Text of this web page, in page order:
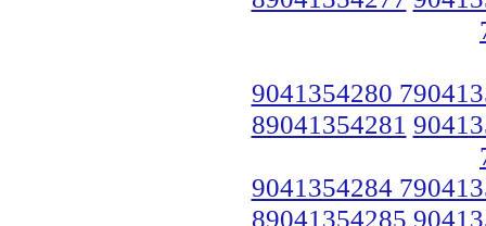
9041354280
89041354281
9041354284
89041354285